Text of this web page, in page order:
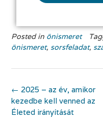
Posted in önismeret
önismeret, sorsfeladat,
← 2025 – az év, amikor
kezedbe kell venned az
Életed irányítását